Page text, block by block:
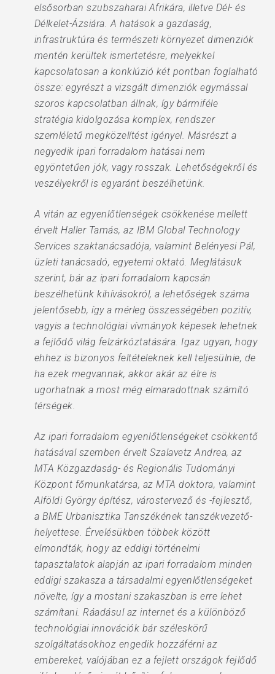
elsősorban szubszaharai Afrikára, illetve Dél- és
Délkelet-Ázsiára. A hatások a gazdaság,
infrastruktúra és természeti környezet dimenziók
mentén kerültek ismertetésre, melyekkel
kapcsolatosan a konklúzió két pontban foglalható
össze: egyrészt a vizsgált dimenziók egymással
szoros kapcsolatban állnak, így bármiféle
stratégia kidolgozása komplex, rendszer
szemléletű megközelítést igényel. Másrészt a
negyedik ipari forradalom hatásai nem
egyöntetűen jók, vagy rosszak. Lehetőségekről és
veszélyekről is egyaránt beszélhetünk.
A vitán az egyenlőtlenségek csökkenése mellett
érvelt Haller Tamás, az IBM Global Technology
Services szaktanácsadója, valamint Belényesi Pál,
üzleti tanácsadó, egyetemi oktató. Meglátásuk
szerint, bár az ipari forradalom kapcsán
beszélhetünk kihívásokról, a lehetőségek száma
jelentősebb, így a mérleg összességében pozitív,
vagyis a technológiai vívmányok képesek lehetnek
a fejlődő világ felzárkóztatására. Igaz ugyan, hogy
ehhez is bizonyos feltételeknek kell teljesülnie, de
ha ezek megvannak, akkor akár az élre is
ugorhatnak a most még elmaradottnak számító
térségek.
Az ipari forradalom egyenlőtlenségeket csökkentő
hatásával szemben érvelt Szalavetz Andrea, az
MTA Közgazdaság- és Regionális Tudományi
Központ főmunkatársa, az MTA doktora, valamint
Alföldi György építész, várostervező és -fejlesztő,
a BME Urbanisztika Tanszékének tanszékvezető-
helyettese. Érvelésükben többek között
elmondták, hogy az eddigi történelmi
tapasztalatok alapján az ipari forradalom minden
eddigi szakasza a társadalmi egyenlőtlenségeket
növelte, így a mostani szakaszban is erre lehet
számítani. Ráadásul az internet és a különböző
technológiai innovációk bár széleskörű
szolgáltatásokhoz engedik hozzáférni az
embereket, valójában ez a fejlett országok fejlődő